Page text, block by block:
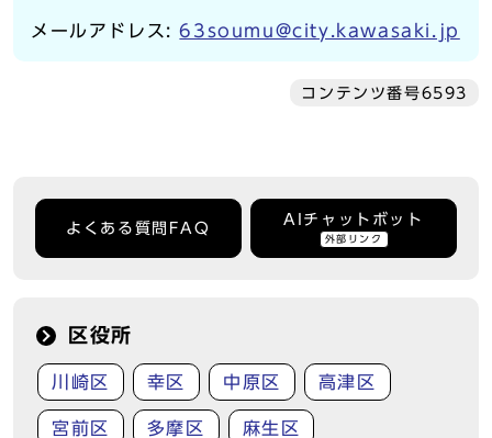
メールアドレス:63soumu@city.kawasaki.jp
コンテンツ番号6593
よくある質問FAQ
AIチャットボット
外部リンク
区役所
川崎区 幸区 中原区 高津区
宮前区 多摩区 麻生区